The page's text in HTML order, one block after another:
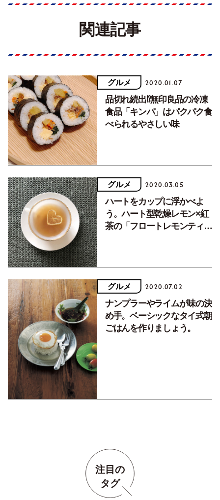
関連記事
グルメ 2020.01.07
品切れ続出⁉無印良品の冷凍
食品「キンパ」はパクパク食
べられるやさしい味
グルメ 2020.03.05
ハートをカップに浮かべよ
う。ハート型乾燥レモン×紅
茶の「フロートレモンティ
グルメ 2020.07.02
ナンプラーやライムが味の決
め手。ベーシックなタイ式朝
ごはんを作りましょう。
注目の
タグ